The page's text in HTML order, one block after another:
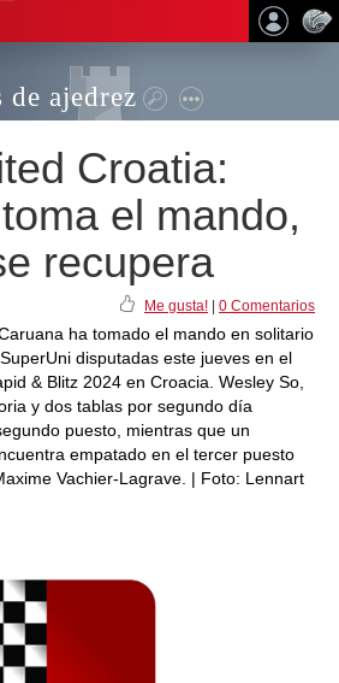
de ajedrez
Croatia:
el mando,
recupera
Me gusta! 0 Comentarios
ha tomado el mando en solitario
disputadas este jueves en el
& Blitz 2024 en Croacia. Wesley So,
y dos tablas por segundo día
puesto, mientras que un
empatado en el tercer puesto
Vachier-Lagrave. | Foto: Lennart